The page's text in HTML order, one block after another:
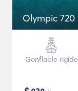
Olympic 720
Gonflable rigide